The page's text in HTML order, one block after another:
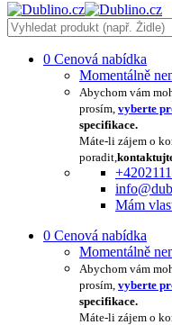
0 Cenová nabídka
Momentálně
Abychom vám
prosím, vyberte
specifikace.
Máte-li zájem o
poradit,
Mám
0 Cenová nabídka
Momentálně
Abychom vám
prosím, vyberte
specifikace.
Máte-li zájem o